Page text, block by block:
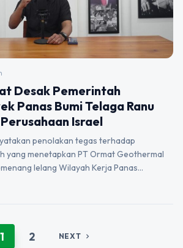
Desak Pemerintah
Panas Bumi Telaga Ranu
Israel
penolakan tegas terhadap
yang menetapkan PT Ormat Geothermal
lelang Wilayah Kerja Panas…
1 2 NEXT chevron_right